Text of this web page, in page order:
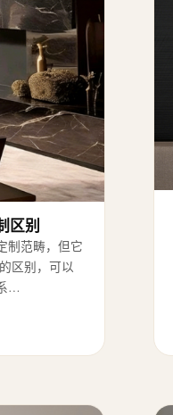
区别
制范畴，但它
区别，可以
…